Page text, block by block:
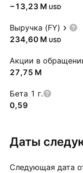
‪−13,23 M‬ USD
Выручка (FY)
‪234,60 M‬ USD
Акции в
‪27,75 M‬
Бета 1 г.
0,59
Даты
Следующая дата